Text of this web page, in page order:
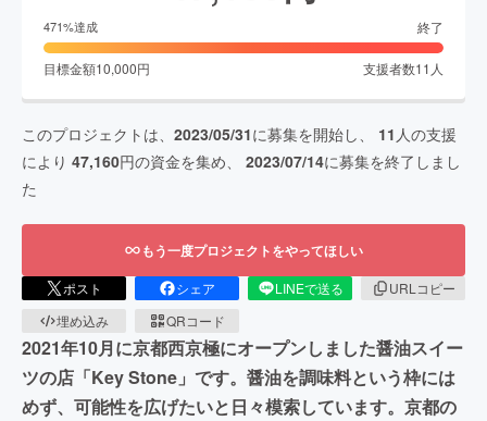
471%達成 終了
目標金額10,000円 支援者数11 人
このプロジェクトは、 2023/05/31に募集を開始し、 11 人の支援
により 47,160円の資金を集め、 2023/07/14に募集を終了しまし
た
もう一度プロジェクトをやってほしい
ポスト シェア LINEで送る
URLコピー
埋め込み
QRコード
2021年10月に京都西京極にオープンしました醤油スイー
ツの店「Key Stone」です。醤油を調味料という枠には
めず、可能性を広げたいと日々模索しています。京都の